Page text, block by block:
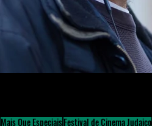
Mais Que EspeciaisFestival de Cinema Judaico